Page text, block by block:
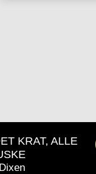
KRAT, ALLE